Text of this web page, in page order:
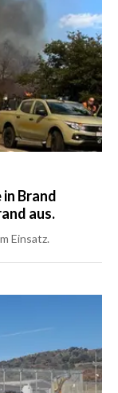
Brand
aus.
Einsatz.